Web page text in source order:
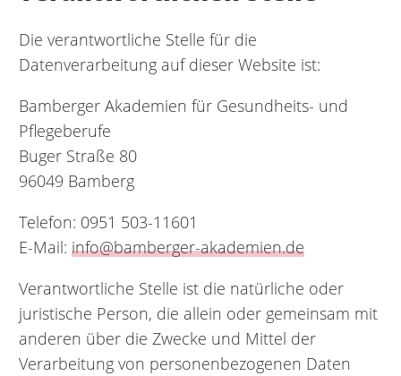
Die verantwortliche Stelle für die
Datenverarbeitung auf dieser Website ist:
Bamberger Akademien für Gesundheits- und
Pflegeberufe
Buger Straße 80
96049 Bamberg
Telefon: 0951 503-11601
E-Mail: info@bamberger-akademien.de
Verantwortliche Stelle ist die natürliche oder
juristische Person, die allein oder gemeinsam mit
anderen über die Zwecke und Mittel der
Verarbeitung von personenbezogenen Daten